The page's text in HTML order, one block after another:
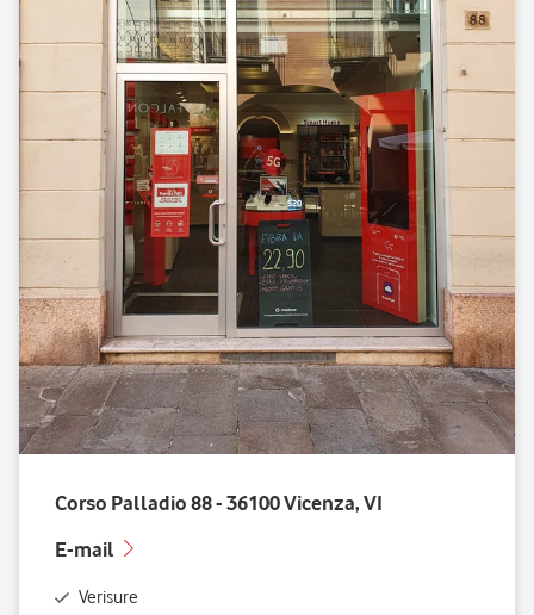
Corso Palladio 88 - 36100 Vicenza, VI
E-mail
Verisure